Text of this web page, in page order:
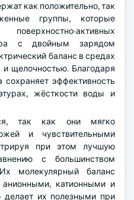
как положительно, так
группы, которые
активных
с двойным зарядом
баланс в средах
щелочностью. Благодаря
эффективность
жёсткости воды и
так как они мягко
и чувствительными
при этом лучшую
с большинством
молекулярный баланс
анионными, катионными и
делает их полезными при